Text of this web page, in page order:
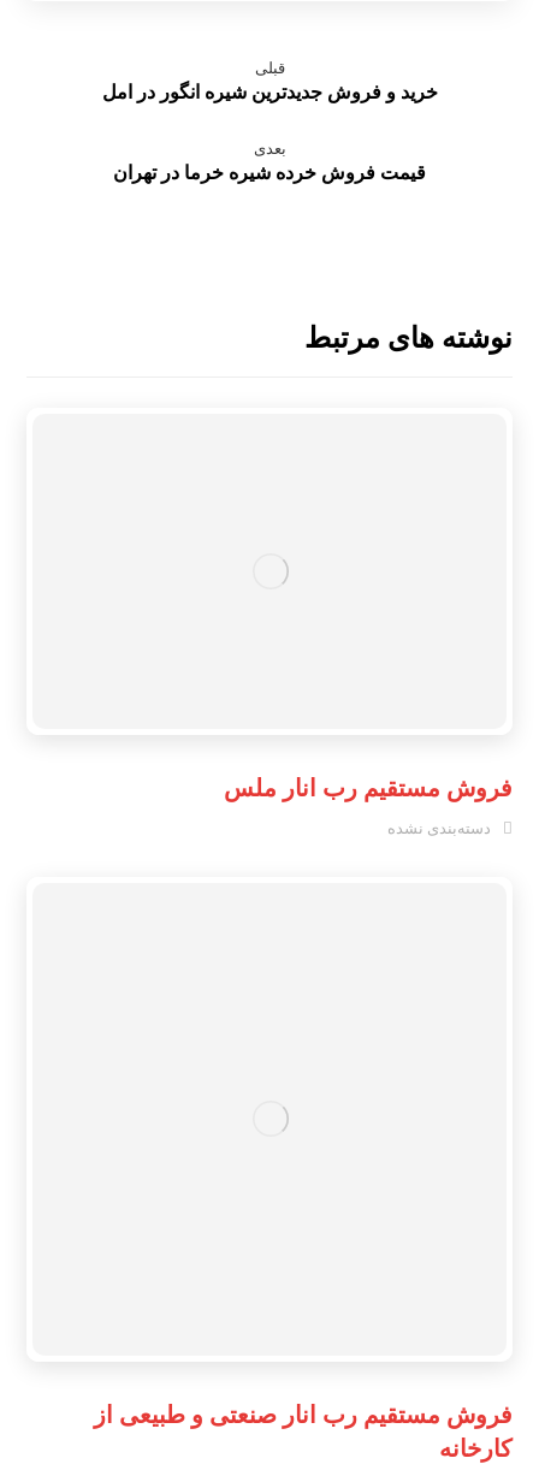
قبلی
خرید و فروش جدیدترین شیره انگور در امل
بعدی
قیمت فروش خرده شیره خرما در تهران
نوشته های مرتبط
فروش مستقیم رب انار ملس
دسته‌بندی نشده
فروش مستقیم رب انار صنعتی و طبیعی از
کارخانه